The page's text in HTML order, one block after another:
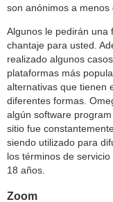
son anónimos a menos
Algunos le pedirán una
chantaje para usted.
realizado algunos
plataformas más
alternativas que tienen
diferentes formas.
algún software
sitio fue
siendo utilizado para
los términos de
18 años.
Zoom